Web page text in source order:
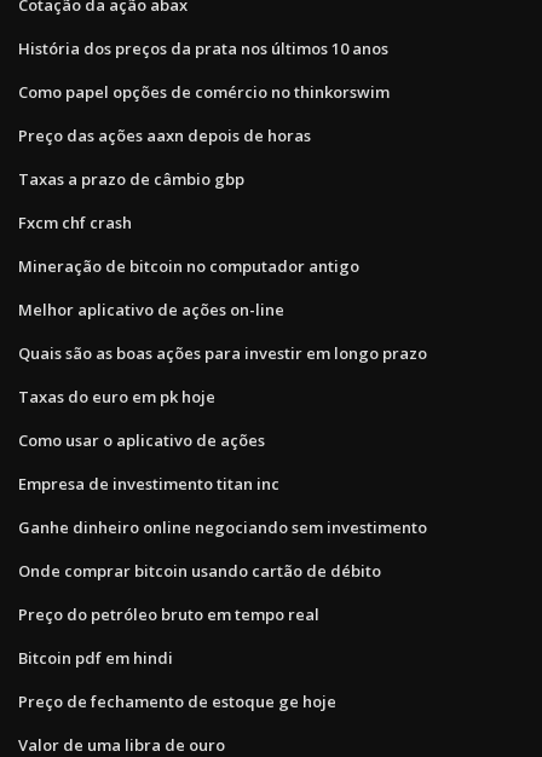
Cotação da ação abax
História dos preços da prata nos últimos 10 anos
Como papel opções de comércio no thinkorswim
Preço das ações aaxn depois de horas
Taxas a prazo de câmbio gbp
Fxcm chf crash
Mineração de bitcoin no computador antigo
Melhor aplicativo de ações on-line
Quais são as boas ações para investir em longo prazo
Taxas do euro em pk hoje
Como usar o aplicativo de ações
Empresa de investimento titan inc
Ganhe dinheiro online negociando sem investimento
Onde comprar bitcoin usando cartão de débito
Preço do petróleo bruto em tempo real
Bitcoin pdf em hindi
Preço de fechamento de estoque ge hoje
Valor de uma libra de ouro